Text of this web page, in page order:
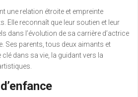
une relation étroite et empreinte
Elle reconnaît que leur soutien et leur
dans l’évolution de sa carrière d’actrice
Ses parents, tous deux aimants et
dans sa vie, la guidant vers la